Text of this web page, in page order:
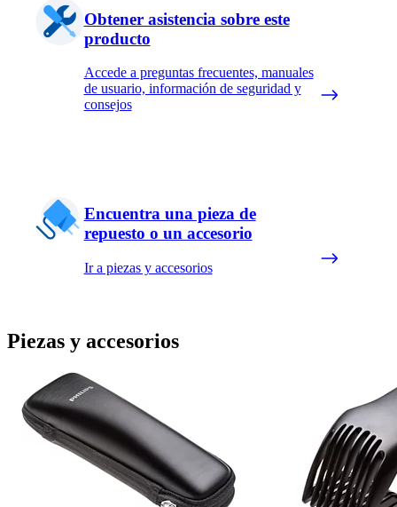
Obtener asistencia sobre este
producto
Accede a preguntas frecuentes, manuales
de usuario, información de seguridad y
consejos
Encuentra una pieza de
repuesto o un accesorio
Ir a piezas y accesorios
Piezas y accesorios